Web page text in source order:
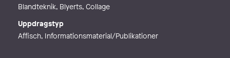
Blandteknik, Blyerts, Collage
Uppdragstyp
Affisch, Informationsmaterial/Publikationer